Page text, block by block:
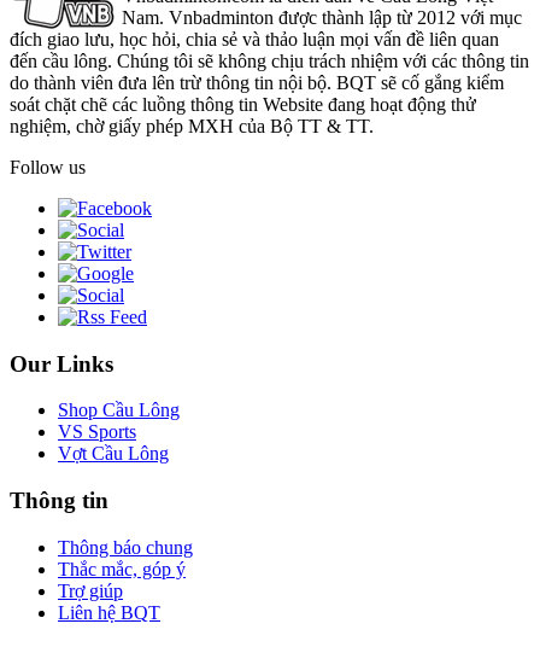
Nam. Vnbadminton được thành lập từ 2012 với mục
đích giao lưu, học hỏi, chia sẻ và thảo luận mọi vấn đề liên quan
đến cầu lông. Chúng tôi sẽ không chịu trách nhiệm với các thông tin
do thành viên đưa lên trừ thông tin nội bộ. BQT sẽ cố gắng kiểm
soát chặt chẽ các luồng thông tin Website đang hoạt động thử
nghiệm, chờ giấy phép MXH của Bộ TT & TT.
Follow us
Our Links
Shop Cầu Lông
VS Sports
Vợt Cầu Lông
Thông tin
Thông báo chung
Thắc mắc, góp ý
Trợ giúp
Liên hệ BQT